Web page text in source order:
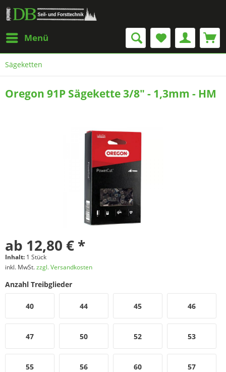
Menü
Sägeketten
Oregon 91P Sägekette 3/8" - 1,3mm - HM
ab 12,80 € *
Inhalt: 1 Stück
inkl. MwSt.zzgl. Versandkosten
Anzahl Treibglieder
40 44 45 46
47 50 52 53
55 56 60 57